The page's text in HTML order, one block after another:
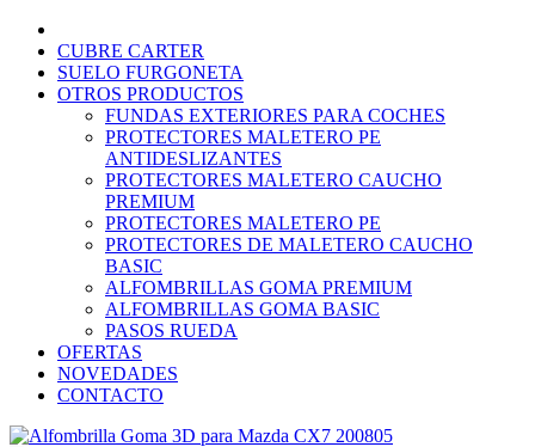
CUBRE CARTER
SUELO FURGONETA
OTROS PRODUCTOS
FUNDAS EXTERIORES PARA COCHES
PROTECTORES MALETERO PE
ANTIDESLIZANTES
PROTECTORES MALETERO CAUCHO
PREMIUM
PROTECTORES MALETERO PE
PROTECTORES DE MALETERO CAUCHO
BASIC
ALFOMBRILLAS GOMA PREMIUM
ALFOMBRILLAS GOMA BASIC
PASOS RUEDA
OFERTAS
NOVEDADES
CONTACTO